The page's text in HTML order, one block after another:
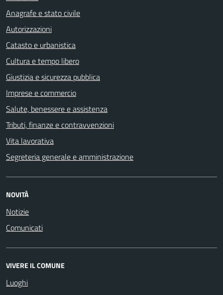
Anagrafe e stato civile
Autorizzazioni
Catasto e urbanistica
Cultura e tempo libero
Giustizia e sicurezza pubblica
Imprese e commercio
Salute, benessere e assistenza
Tributi, finanze e contravvenzioni
Vita lavorativa
Segreteria generale e amministrazione
NOVITÀ
Notizie
Comunicati
VIVERE IL COMUNE
Luoghi